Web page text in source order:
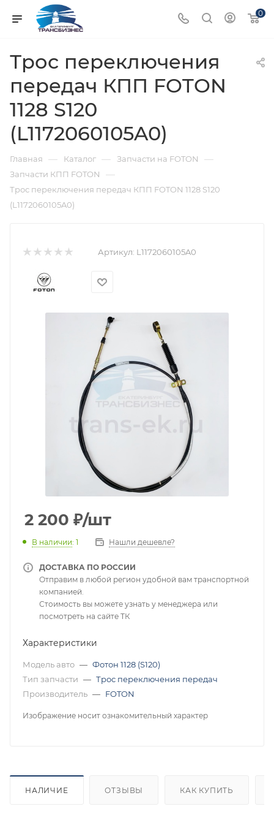
0
Трос переключения
передач КПП FOTON
1128 S120
(L1172060105A0)
Главная — Каталог — Запчасти на FOTON —
Запчасти КПП FOTON —
Трос переключения передач КПП FOTON 1128 S120
(L1172060105A0)
Артикул: L1172060105A0
2 200 ₽/шт
В наличии: 1 Нашли дешевле?
ДОСТАВКА ПО РОССИИ
Отправим в любой регион удобной вам транспортной
компанией.
Стоимость вы можете узнать у менеджера или
посмотреть на сайте ТК
Характеристики
Модель авто — Фотон 1128 (S120)
Тип запчасти — Трос переключения передач
Производитель — FOTON
Изображение носит ознакомительный характер
НАЛИЧИЕ ОТЗЫВЫ КАК КУПИТЬ